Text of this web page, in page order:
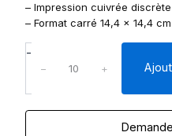
– Impression cuivrée discrète
– Format carré 14,4 x 14,4 cm
-
n
t
− +